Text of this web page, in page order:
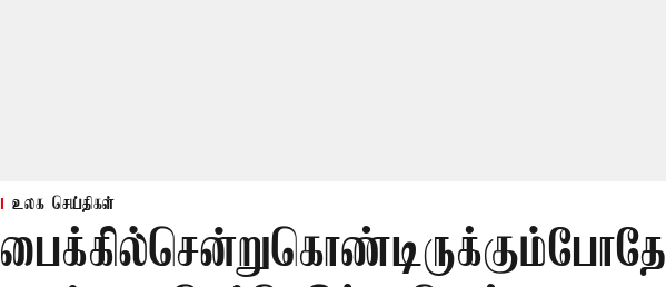
உலக செய்திகள்
பைக்கில்சென்றுகொண்டிருக்கும்போதே